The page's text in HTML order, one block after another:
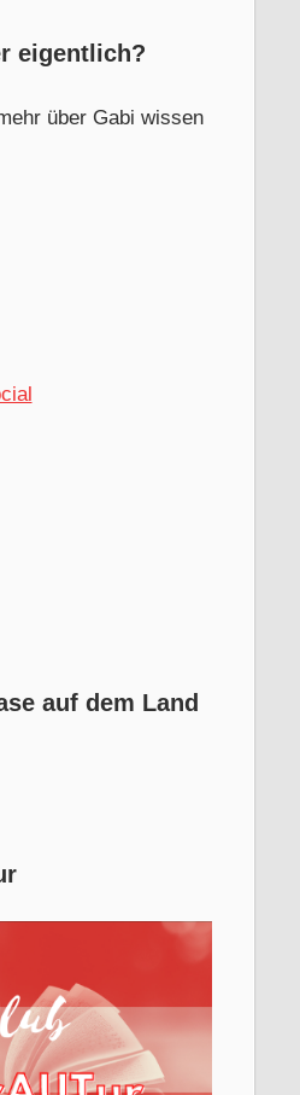
eigentlich?
über Gabi wissen
auf dem Land